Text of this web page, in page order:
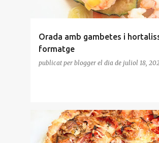
Orada amb gambetes i
formatge
publicat per blogger el dia de juliol 18,
APERITIU ENTRANT HORTALISSES